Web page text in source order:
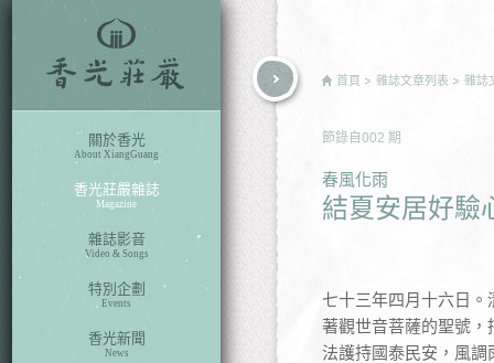
關於香光
About XiangGuang
香光莊嚴雜誌
Magazine
雜誌影音
Video & Songs
特別企劃
Events
香光新聞
News
首頁 雜誌文章列表 雜誌
節錄自 002 期
春風化雨
結夏安居好驗
七十三年四月十六日
著觀世音菩薩的聖號
法護持國泰民安，風